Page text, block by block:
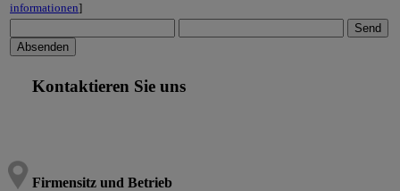
informationen]
Kontaktieren Sie uns
Firmensitz und Betrieb